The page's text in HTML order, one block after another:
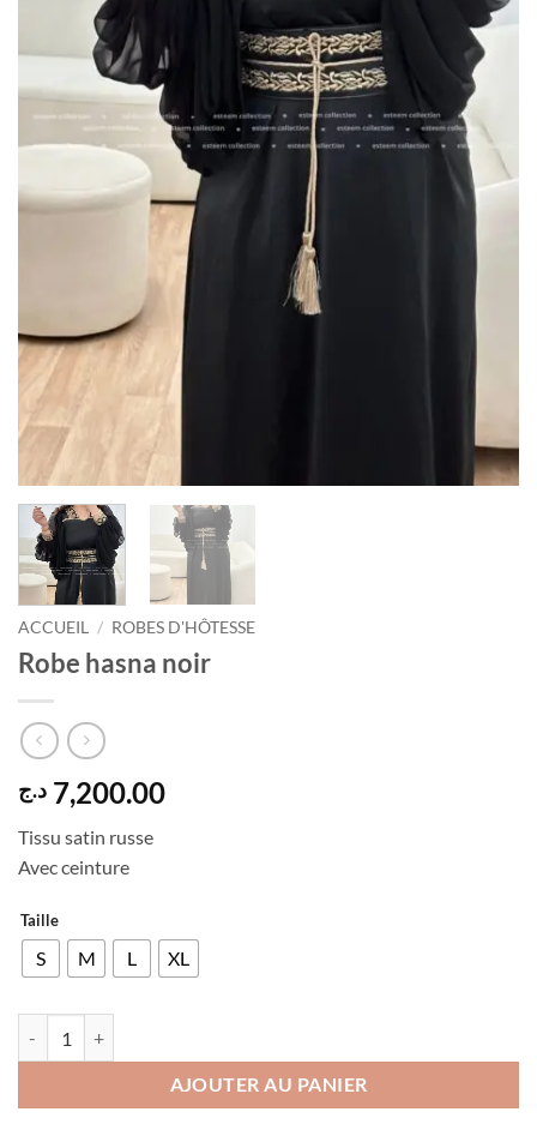
ACCUEIL / ROBES D'HÔTESSE
Robe hasna noir
7,200.00 د.ج
Tissu satin russe
Avec ceinture
Taille
S M L XL
AJOUTER AU PANIER